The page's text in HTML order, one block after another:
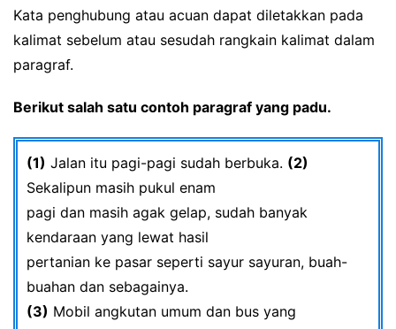
Kata penghubung atau acuan dapat diletakkan pada
kalimat sebelum atau sesudah rangkain kalimat dalam
paragraf.
Berikut salah satu contoh paragraf yang padu.
(1) Jalan itu pagi-pagi sudah berbuka. (2)
Sekalipun masih pukul enam
pagi dan masih agak gelap, sudah banyak
kendaraan yang lewat hasil
pertanian ke pasar seperti sayur sayuran, buah-
buahan dan sebagainya.
(3) Mobil angkutan umum dan bus yang